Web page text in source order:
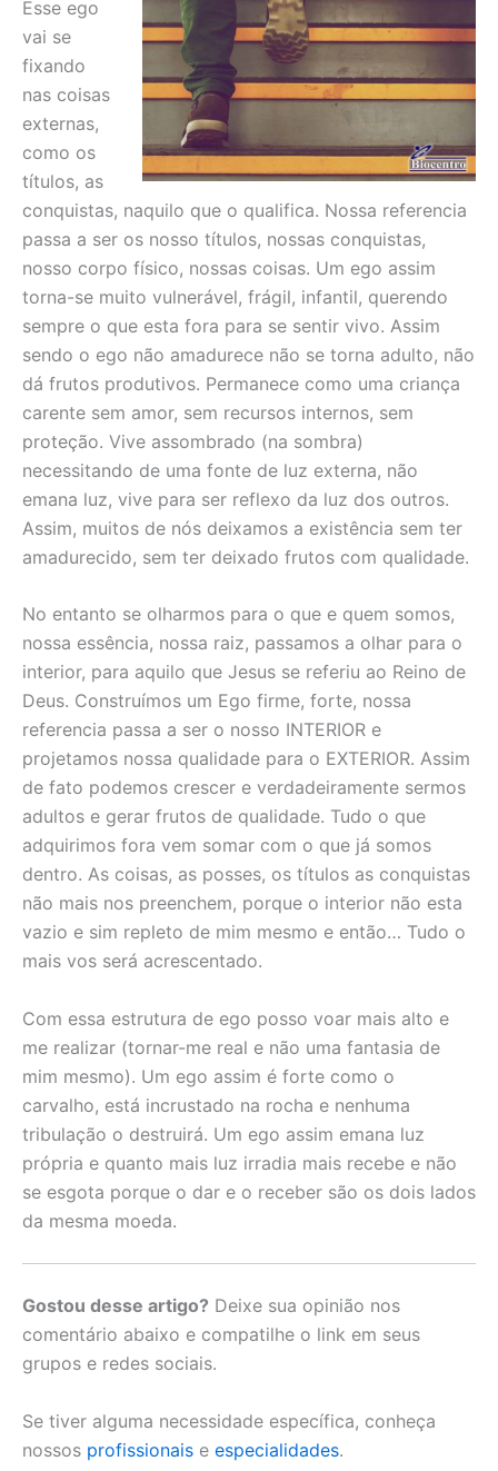
Esse ego
vai se
fixando
nas coisas
externas,
como os
títulos, as
conquistas, naquilo que o qualifica. Nossa referencia
passa a ser os nosso títulos, nossas conquistas,
nosso corpo físico, nossas coisas. Um ego assim
torna-se muito vulnerável, frágil, infantil, querendo
sempre o que esta fora para se sentir vivo. Assim
sendo o ego não amadurece não se torna adulto, não
dá frutos produtivos. Permanece como uma criança
carente sem amor, sem recursos internos, sem
proteção. Vive assombrado (na sombra)
necessitando de uma fonte de luz externa, não
emana luz, vive para ser reflexo da luz dos outros.
Assim, muitos de nós deixamos a existência sem ter
amadurecido, sem ter deixado frutos com qualidade.
No entanto se olharmos para o que e quem somos,
nossa essência, nossa raiz, passamos a olhar para o
interior, para aquilo que Jesus se referiu ao Reino de
Deus. Construímos um Ego firme, forte, nossa
referencia passa a ser o nosso INTERIOR e
projetamos nossa qualidade para o EXTERIOR. Assim
de fato podemos crescer e verdadeiramente sermos
adultos e gerar frutos de qualidade. Tudo o que
adquirimos fora vem somar com o que já somos
dentro. As coisas, as posses, os títulos as conquistas
não mais nos preenchem, porque o interior não esta
vazio e sim repleto de mim mesmo e então… Tudo o
mais vos será acrescentado.
Com essa estrutura de ego posso voar mais alto e
me realizar (tornar-me real e não uma fantasia de
mim mesmo). Um ego assim é forte como o
carvalho, está incrustado na rocha e nenhuma
tribulação o destruirá. Um ego assim emana luz
própria e quanto mais luz irradia mais recebe e não
se esgota porque o dar e o receber são os dois lados
da mesma moeda.
Gostou desse artigo? Deixe sua opinião nos
comentário abaixo e compatilhe o link em seus
grupos e redes sociais.
Se tiver alguma necessidade específica, conheça
nossos profissionais e especialidades.